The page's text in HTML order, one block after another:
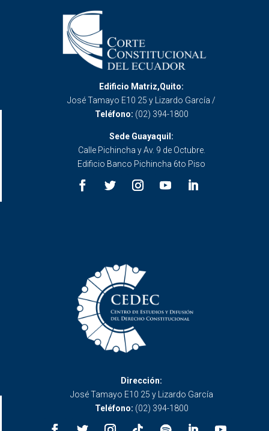
Edificio Matriz,Quito:
José Tamayo E10 25 y Lizardo García /
Teléfono: (02) 394-1800
Sede Guayaquil:
Calle Pichincha y Av. 9 de Octubre.
Edificio Banco Pichincha 6to Piso
Dirección:
José Tamayo E10 25 y Lizardo García
Teléfono: (02) 394-1800